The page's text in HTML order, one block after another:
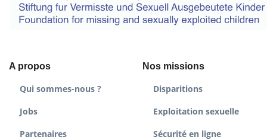
A propos
Qui sommes-nous ?
Jobs
Partenaires
Nos missions
Disparitions
Exploitation sexuelle
Sécurité en ligne